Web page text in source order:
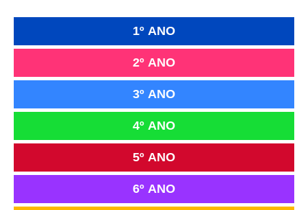
1º ANO
2º ANO
3º ANO
4º ANO
5º ANO
6º ANO